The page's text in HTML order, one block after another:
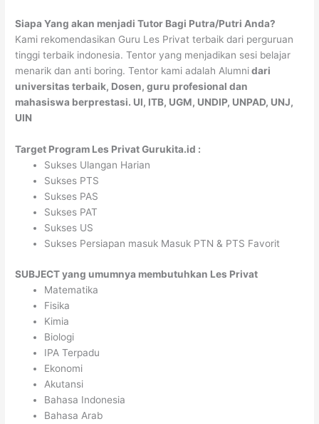
Siapa Yang akan menjadi Tutor Bagi Putra/Putri Anda?
Kami rekomendasikan Guru Les Privat terbaik dari perguruan
tinggi terbaik indonesia. Tentor yang menjadikan sesi belajar
menarik dan anti boring. Tentor kami adalah Alumnidari
universitas terbaik, Dosen, guru profesional dan
mahasiswa berprestasi. UI, ITB, UGM, UNDIP, UNPAD, UNJ,
UIN
Target Program Les Privat Gurukita.id :
Sukses Ulangan Harian
Sukses PTS
Sukses PAS
Sukses PAT
Sukses US
Sukses Persiapan masuk Masuk PTN & PTS Favorit
SUBJECT yang umumnya membutuhkan Les Privat
Matematika
Fisika
Kimia
Biologi
IPA Terpadu
Ekonomi
Akutansi
Bahasa Indonesia
Bahasa Arab